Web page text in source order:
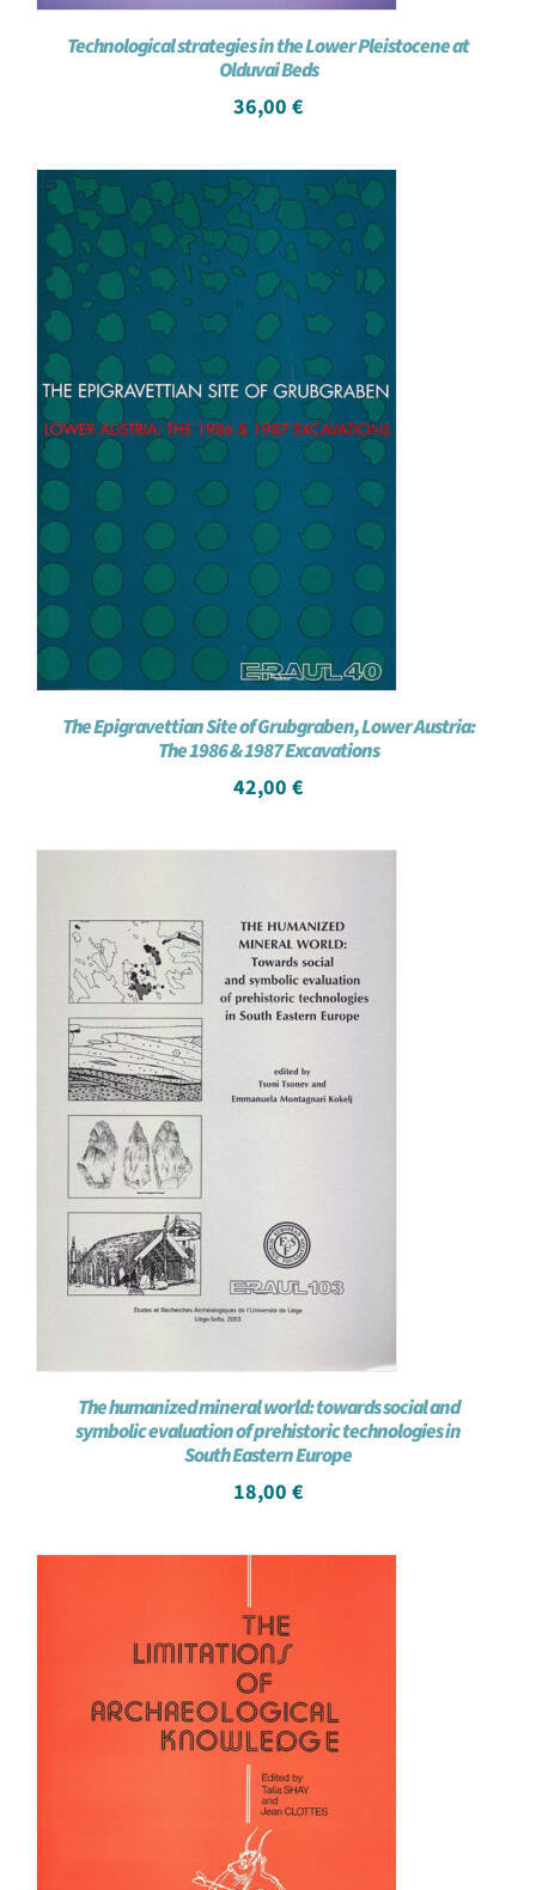
Technological strategies in the Lower Pleistocene at
Olduvai Beds
36,00 €
The Epigravettian Site of Grubgraben, Lower Austria:
The 1986 & 1987 Excavations
42,00 €
The humanized mineral world: towards social and
symbolic evaluation of prehistoric technologies in
South Eastern Europe
18,00 €